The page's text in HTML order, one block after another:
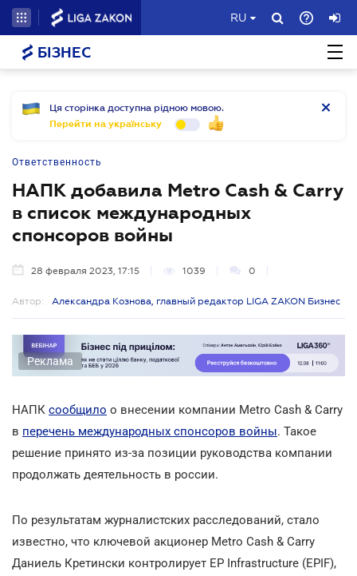
RU
БІЗНЕС
Ця сторінка доступна рідною мовою.
Перейти на українську
Ответственность
НАПК добавила Metro Cash & Carry
в список международных
спонсоров войны
28 февраля 2023, 17:15 1039 0
Автор: Александра Кознова, главный редактор LIGA ZAKON Бизнес
Реклама
НАПК сообщило о внесении компании Metro Cash & Carry
в перечень международных спонсоров войны. Такое
решение принято из-за позиции руководства компании
продолжать деятельность в россии.
По результатам журналистских расследований, стало
известно, что ключевой акционер Metro Cash & Carry
Даниель Кретински контролирует EP Infrastructure (EPIF),